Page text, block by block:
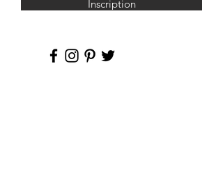
Inscription